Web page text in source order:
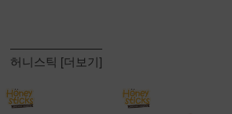
허니스틱 [더보기]